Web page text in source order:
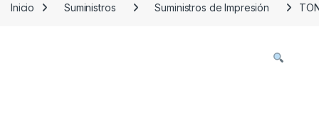
Inicio Suministros Suministros de Impresión